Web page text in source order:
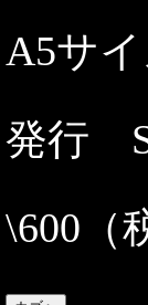
A5サ
発行
\600（